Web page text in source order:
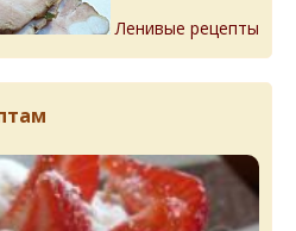
Ленивые рецепты